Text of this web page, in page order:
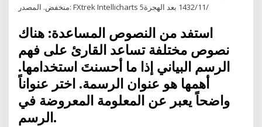
منخفض. المصدر: FXtrek Intellicharts 5‏‏/11‏‏/1432 بعد الهجرة
استفد من النصوص المساعدة: هناك
نصوص مختلفة تساعد القارئ على فهم
الرسم البياني إذا ما أحسنتَ استخدامها.
أهمها هو عنوان الرسمة. اختر عنواناً
واضحاً يعبر عن المعلومة المعروضة في
الرسم.